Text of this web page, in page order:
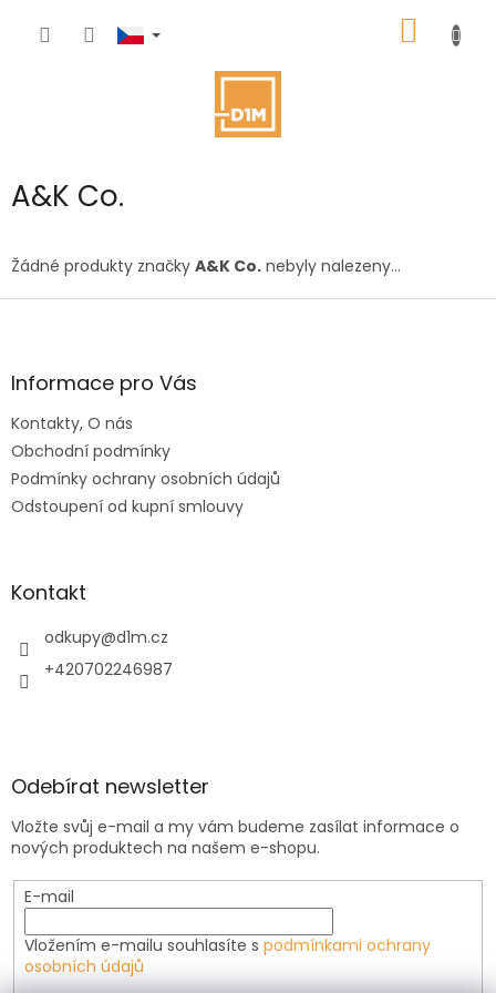
KOŠÍK
A&K Co.
Žádné produkty značky A&K Co. nebyly nalezeny...
Z
aInformace pro Vás
Kontakty, O nás
Obchodní podmínky
Podmínky ochrany osobních údajů
Odstoupení od kupní smlouvy
Kontakt
odkupy@d1m.cz
+420702246987
Odebírat newsletter
Vložte svůj e-mail a my vám budeme zasílat informace o
nových produktech na našem e-shopu.
E-mail
Vložením e-mailu souhlasíte s podmínkami ochrany
osobních údajů